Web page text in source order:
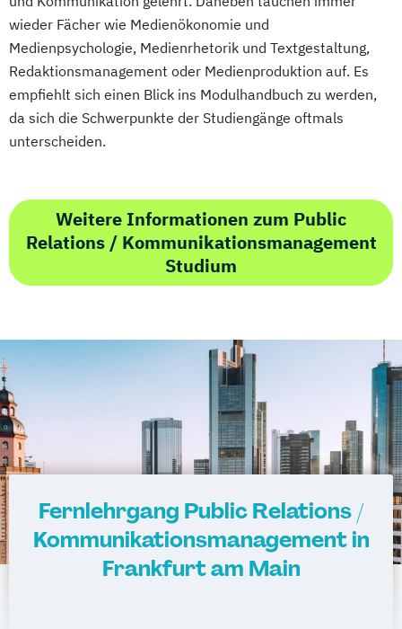
Sales Manager für Fitnessstudios
Schlingentraining
Selbstständig machen als Trainer
Berater und Coach
Servicemanagement im Fitnessstudio
Sportmentaltrainer
Studioleitung Fitness & Sport
Triathlon Trainer/in
Vertriebs- und Servicemanagement für
wieder Fächer wie Medienökonomie und
Medienpsychologie, Medienrhetorik und Textgestaltung,
Redaktionsmanagement oder Medienproduktion auf. Es
empfiehlt sich einen Blick ins Modulhandbuch zu werden,
da sich die Schwerpunkte der Studiengänge oftmals
unterscheiden.
Weitere Informationen zum Public
Relations / Kommunikationsmanagement
Studium
Fernlehrgang Public Relations /
Kommunikationsmanagement in
Frankfurt am Main